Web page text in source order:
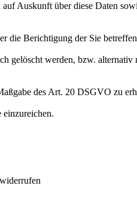
Auskunft über diese Daten
die Berichtigung der Sie
gelöscht werden, bzw.
des Art. 20 DSGVO zu
einzureichen.